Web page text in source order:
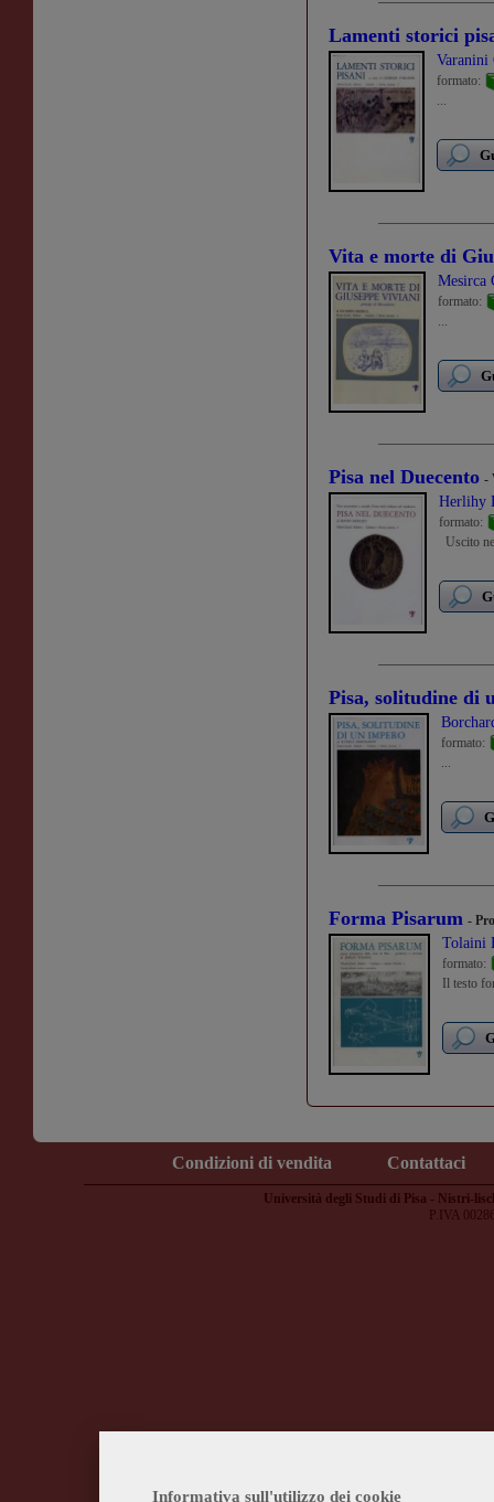
Informativa sull'utilizzo dei cookie
Lamenti storici
Varanini
formato:
...
Vita e morte di
Mesirca
formato:
...
Pisa nel Duecento -
Herlihy
formato:
Uscito
Pisa, solitudine di
formato:
...
Forma Pisarum -
Tolaini
formato:
Il testo
Condizioni di vendita Contattaci
Università degli Studi di Pisa - Nistri-
P.IVA